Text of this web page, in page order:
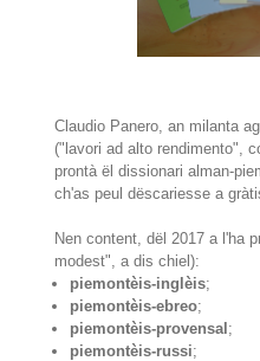
Claudio Panero, an milanta
("lavori ad alto rendimento",
prontà ël dissionari alman-
ch'as peul dëscariesse a
Nen content, dël 2017 a l'ha
modest", a dis chiel):
piemontèis-inglèis;
piemontèis-ebreo;
piemontèis-provensal ;
piemontèis-russi;